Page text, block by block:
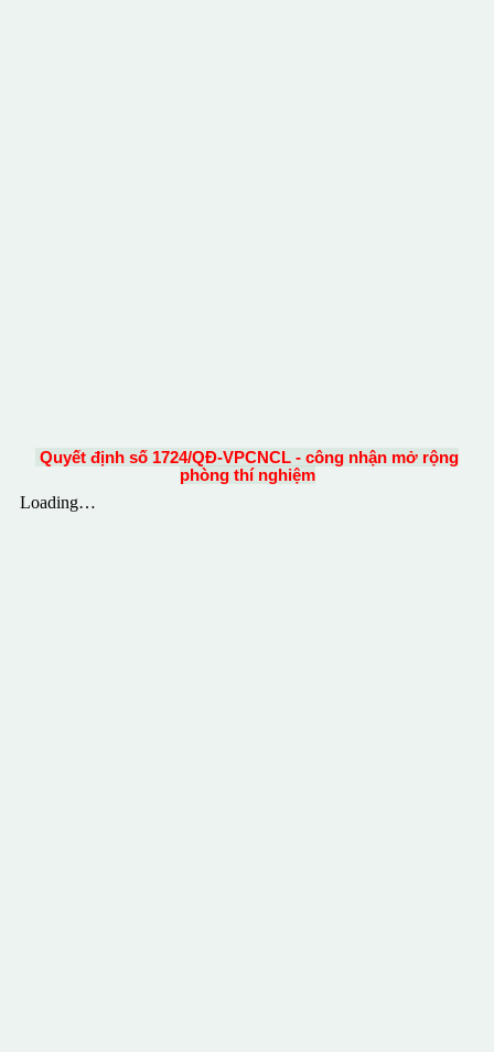
Quyết định số 1724/QĐ-VPCNCL - công nhận mở rộng
phòng thí nghiệm